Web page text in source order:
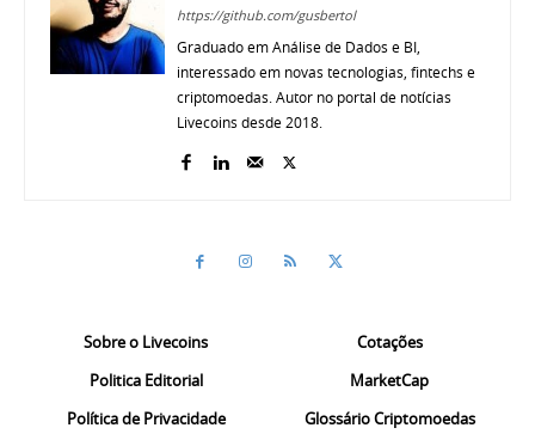
https://github.com/gusbertol
Graduado em Análise de Dados e BI,
interessado em novas tecnologias, fintechs e
criptomoedas. Autor no portal de notícias
Livecoins desde 2018.
Sobre o Livecoins
Politica Editorial
Política de Privacidade
Cotações
MarketCap
Glossário Criptomoedas